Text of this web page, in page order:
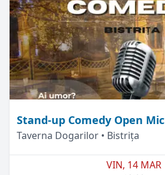
Stand-up Comedy Open Mic
Taverna Dogarilor • Bistrița
VIN, 14 MAR